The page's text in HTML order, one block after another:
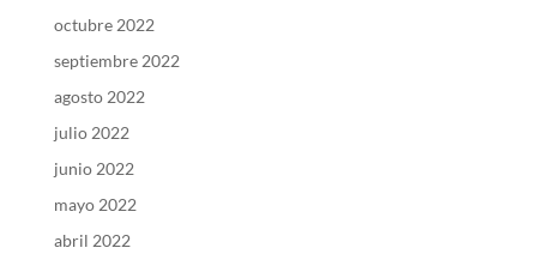
octubre 2022
septiembre 2022
agosto 2022
julio 2022
junio 2022
mayo 2022
abril 2022